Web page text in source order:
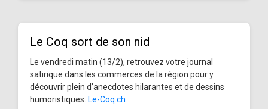
Le Coq sort de son nid
Le vendredi matin (13/2), retrouvez votre journal
satirique dans les commerces de la région pour y
découvrir plein d’anecdotes hilarantes et de dessins
humoristiques. Le-Coq.ch